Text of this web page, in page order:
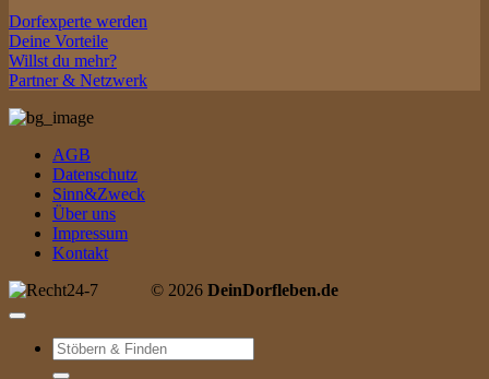
Dorfexperte werden
Deine Vorteile
Willst du mehr?
Partner & Netzwerk
AGB
Datenschutz
Sinn&Zweck
Über uns
Impressum
Kontakt
© 2026 DeinDorfleben.de
Suche
nach: